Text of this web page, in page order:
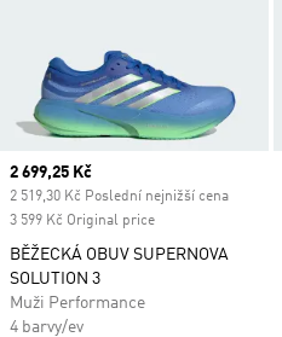
Current price
2 699,25 Kč
2 519,30 Kč Poslední nejnižší cena
3 599 Kč Original price
BĚŽECKÁ OBUV SUPERNOVA
SOLUTION 3
Muži Performance
4 barvy/ev